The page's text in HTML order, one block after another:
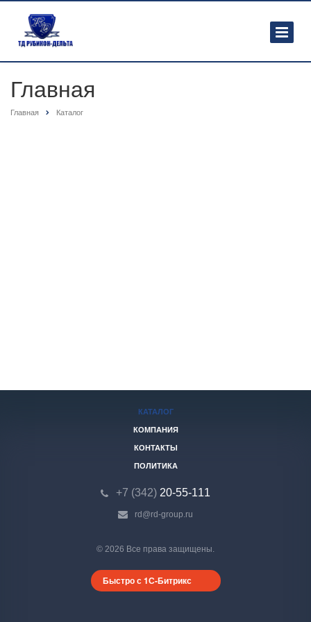
Главная
Главная Каталог
© 2026 Все права защищены.
Быстро с 1С-Битрикс
КАТАЛОГ
КОМПАНИЯ
КОНТАКТЫ
ПОЛИТИКА
+7 (342)20-55-111
rd@rd-group.ru